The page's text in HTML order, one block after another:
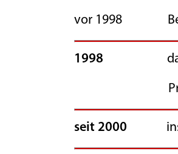
vor 1998
1998 das
Premiere
seit 2000